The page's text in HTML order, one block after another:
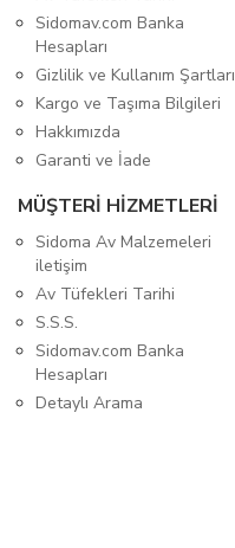
Sidomav.com Banka
Hesapları
Gizlilik ve Kullanım Şartları
Kargo ve Taşıma Bilgileri
Hakkımızda
Garanti ve İade
MÜŞTERİ HİZMETLERİ
Sidoma Av Malzemeleri
iletişim
Av Tüfekleri Tarihi
S.S.S.
Sidomav.com Banka
Hesapları
Detaylı Arama